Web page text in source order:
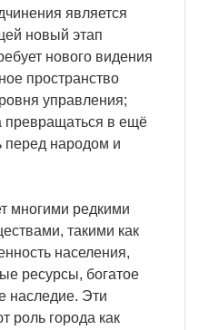
является
новый этап
нового видения
пространство
управления;
превращаться в ещё
перед народом и
многими редкими
такими как
населения,
ресурсы, богатое
наследие. Эти
роль города как